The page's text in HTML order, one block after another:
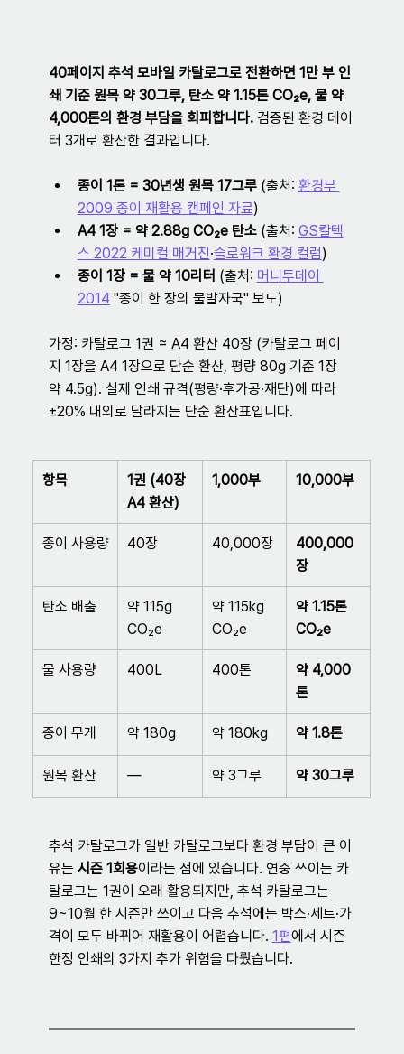
40페이지 추석 모바일 카탈로그로 전환하면 1만 부 인
쇄 기준 원목 약 30그루, 탄소 약 1.15톤 CO₂e, 물 약
4,000톤의 환경 부담을 회피합니다. 검증된 환경 데이
터 3개로 환산한 결과입니다.
종이 1톤 = 30년생 원목 17그루 (출처: 환경부
2009 종이 재활용 캠페인 자료)
A4 1장 = 약 2.88g CO₂e 탄소 (출처: GS칼텍
스 2022 케미컬 매거진·슬로워크 환경 컬럼)
종이 1장 = 물 약 10리터 (출처: 머니투데이
2014 "종이 한 장의 물발자국" 보도)
가정: 카탈로그 1권 ≈ A4 환산 40장 (카탈로그 페이
지 1장을 A4 1장으로 단순 환산, 평량 80g 기준 1장
약 4.5g). 실제 인쇄 규격(평량·후가공·재단)에 따라
±20% 내외로 달라지는 단순 환산표입니다.
항목
1권 (40장
A4 환산)
1,000부 10,000부
종이 사용량 40장 40,000장
400,000
장
탄소 배출
약 115g
CO₂e
약 115kg
CO₂e
약 1.15톤
CO₂e
물 사용량 400L 400톤
약 4,000
톤
종이 무게 약 180g 약 180kg 약 1.8톤
원목 환산 — 약 3그루 약 30그루
추석 카탈로그가 일반 카탈로그보다 환경 부담이 큰 이
유는 시즌 1회용이라는 점에 있습니다. 연중 쓰이는 카
탈로그는 1권이 오래 활용되지만, 추석 카탈로그는
9~10월 한 시즌만 쓰이고 다음 추석에는 박스·세트·가
격이 모두 바뀌어 재활용이 어렵습니다. 1편에서 시즌
한정 인쇄의 3가지 추가 위험을 다뤘습니다.